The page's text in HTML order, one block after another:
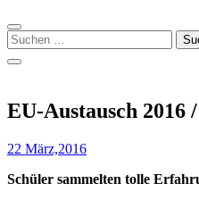
Suchen
nach:
EU-Austausch 2016
22 März,2016
Schüler sammelten tolle